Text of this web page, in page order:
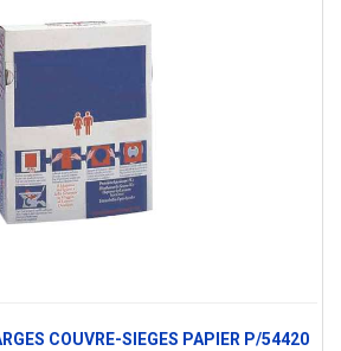
COUVRE-SIEGES PAPIER P/54420